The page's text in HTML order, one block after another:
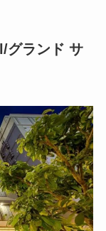
/グランド サ